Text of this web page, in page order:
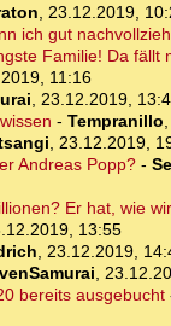
23.12.2019,
ich gut
Familie! Da fällt
11:16
23.12.2019,
- Tempranillo
23.12.2019,
Andreas Popp?-
Er hat, wie
13:55
23.12.2019,
bereits ausgebucht